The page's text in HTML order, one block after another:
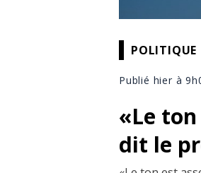
POLITIQUE
Publié hier à
«Le
dit le